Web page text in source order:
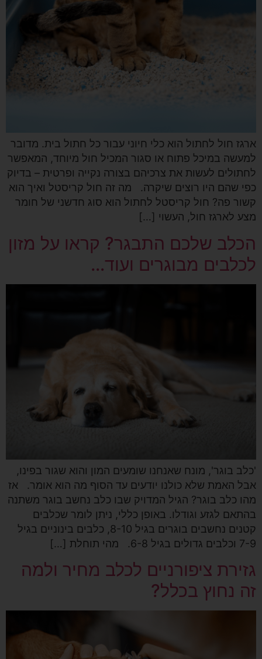
ארגז חול לחתול הוא כלי חיוני עבור כל חתול בית. מדובר
למעשה במיכל פתוח או סגור המכיל חול מיוחד, המאפשר
לחתולים לעשות את צרכיהם בצורה נקייה ופרטית – בדיוק
כפי שהם היו רוצים שיקרה. מה זה חול קריסטל ואיך הוא
קשור פה? חול קריסטל לחתול הוא סוג חדשני של חומר
מצע לארגז חול, העשוי […]
הכלב שלכם התבגר? קראו על מזון
לכלבים מבוגרים ועוד…
'כלב בוגר', מונח שאנחנו שומעים המון והוא שגור בפינו,
אבל האמת שלא כולנו יודעים עד הסוף מה הוא אומר. אז
מהו כלב בוגר? הגיל המדויק שבו כלב נחשב בוגר משתנה
בהתאם לגזע וגודלו. באופן כללי, ניתן לומר שכלבים
קטנים נחשבים בוגרים בגיל 8-10, כלבים בינוניים בגיל
7-9 וכלבים גדולים בגיל 6-8. מהי תוחלת […]
גזירת ציפורניים לכלב מחיר ולמה
זה נחוץ בכלל?